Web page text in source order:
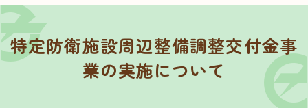
特定防衛施設周辺整備調整交付金事
業の実施について